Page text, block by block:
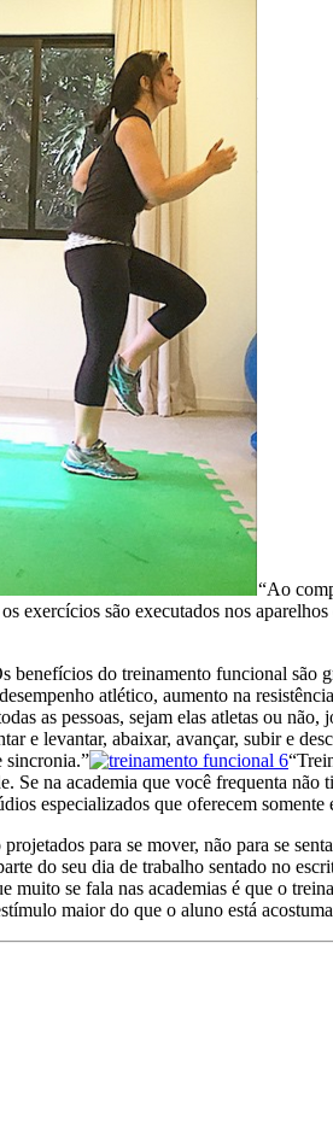
“Ao
exercícios são executados nos
benefícios do treinamento funcional são
atlético, aumento na
as pessoas, sejam elas atletas ou
e levantar, abaixar, avançar, subir e
sincronia.”
Se na academia que você frequenta
especializados que oferecem somente
para se mover, não para se
do seu dia de trabalho sentado no
muito se fala nas academias é que o
maior do que o aluno está